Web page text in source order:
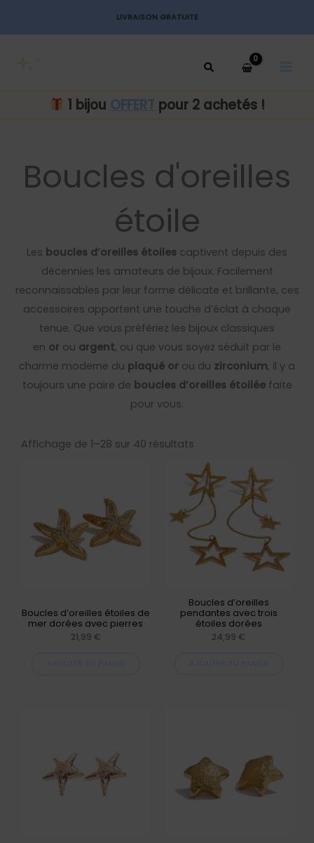
LIVRAISON GRATUITE
1 bijou OFFERT pour 2 achetés !
Boucles d'oreilles
étoile
Les boucles d’oreilles étoiles captivent depuis des
décennies les amateurs de bijoux. Facilement
reconnaissables par leur forme délicate et brillante, ces
accessoires apportent une touche d’éclat à chaque
tenue. Que vous préfériez les bijoux classiques
en or ou argent, ou que vous soyez séduit par le
charme moderne du plaqué or ou du zirconium, il y a
toujours une paire de boucles d’oreilles étoiléefaite
pour vous.
Affichage de 1–28 sur 40 résultats
Boucles d’oreilles étoiles de
mer dorées avec pierres
21,99 €
Boucles d’oreilles
pendantes avec trois
étoiles dorées
24,99 €